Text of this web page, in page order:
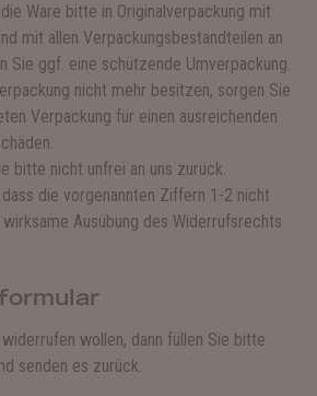
Ware bitte in Originalverpackung mit
mit allen Verpackungsbestandteilen an
Sie ggf. eine schützende Umverpackung.
nicht mehr besitzen, sorgen Sie
Verpackung für einen ausreichenden
bitte nicht unfrei an uns zurück.
die vorgenannten Ziffern 1-2 nicht
Ausübung des Widerrufsrechts
wollen, dann füllen Sie bitte
senden es zurück.